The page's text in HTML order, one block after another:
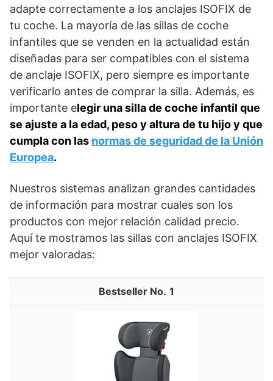
adapte correctamente a los anclajes ISOFIX de
tu coche. La mayoría de las sillas de coche
infantiles que se venden en la actualidad están
diseñadas para ser compatibles con el sistema
de anclaje ISOFIX, pero siempre es importante
verificarlo antes de comprar la silla. Además, es
importante elegir una silla de coche infantil que
se ajuste a la edad, peso y altura de tu hijo y que
cumpla con las normas de seguridad de la Unión
Europea.
Nuestros sistemas analizan grandes cantidades
de información para mostrar cuales son los
productos con mejor relación calidad precio.
Aquí te mostramos las sillas con anclajes ISOFIX
mejor valoradas:
1